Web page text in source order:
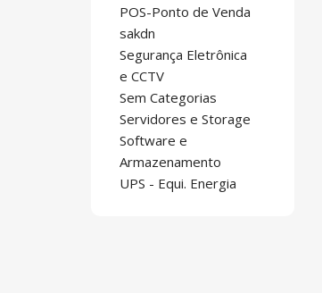
POS-Ponto de Venda
sakdn
Segurança Eletrônica
e CCTV
Sem Categorias
Servidores e Storage
Software e
Armazenamento
UPS - Equi. Energia